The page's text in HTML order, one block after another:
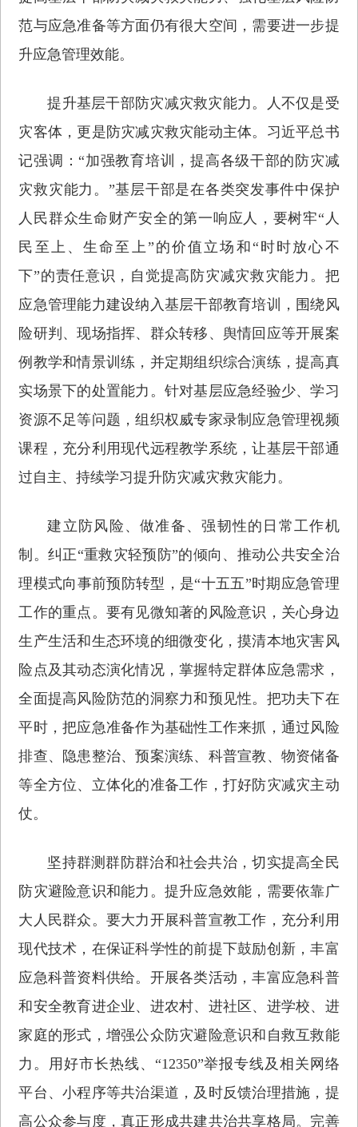
范与应急准备等方面仍有很大空间，需要进一步提
升应急管理效能。
提升基层干部防灾减灾救灾能力。人不仅是受
灾客体，更是防灾减灾救灾能动主体。习近平总书
记强调：“加强教育培训，提高各级干部的防灾减
灾救灾能力。”基层干部是在各类突发事件中保护
人民群众生命财产安全的第一响应人，要树牢“人
民至上、生命至上”的价值立场和“时时放心不
下”的责任意识，自觉提高防灾减灾救灾能力。把
应急管理能力建设纳入基层干部教育培训，围绕风
险研判、现场指挥、群众转移、舆情回应等开展案
例教学和情景训练，并定期组织综合演练，提高真
实场景下的处置能力。针对基层应急经验少、学习
资源不足等问题，组织权威专家录制应急管理视频
课程，充分利用现代远程教学系统，让基层干部通
过自主、持续学习提升防灾减灾救灾能力。
建立防风险、做准备、强韧性的日常工作机
制。纠正“重救灾轻预防”的倾向、推动公共安全治
理模式向事前预防转型，是“十五五”时期应急管理
工作的重点。要有见微知著的风险意识，关心身边
生产生活和生态环境的细微变化，摸清本地灾害风
险点及其动态演化情况，掌握特定群体应急需求，
全面提高风险防范的洞察力和预见性。把功夫下在
平时，把应急准备作为基础性工作来抓，通过风险
排查、隐患整治、预案演练、科普宣教、物资储备
等全方位、立体化的准备工作，打好防灾减灾主动
仗。
坚持群测群防群治和社会共治，切实提高全民
防灾避险意识和能力。提升应急效能，需要依靠广
大人民群众。要大力开展科普宣教工作，充分利用
现代技术，在保证科学性的前提下鼓励创新，丰富
应急科普资料供给。开展各类活动，丰富应急科普
和安全教育进企业、进农村、进社区、进学校、进
家庭的形式，增强公众防灾避险意识和自救互救能
力。用好市长热线、“12350”举报专线及相关网络
平台、小程序等共治渠道，及时反馈治理措施，提
高公众参与度，真正形成共建共治共享格局。完善